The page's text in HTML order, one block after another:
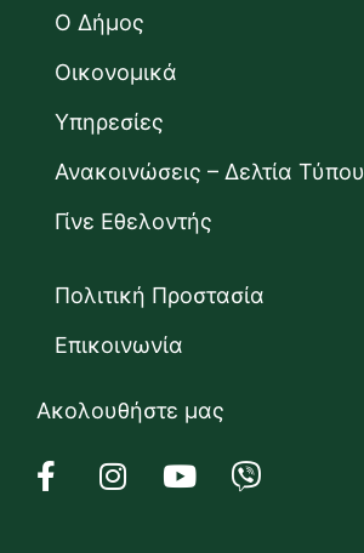
Ο Δήμος
Οικονομικά
Υπηρεσίες
Ανακοινώσεις – Δελτία Τύπου
Γίνε Εθελοντής
Πολιτική Προστασία
Επικοινωνία
Ακολουθήστε μας